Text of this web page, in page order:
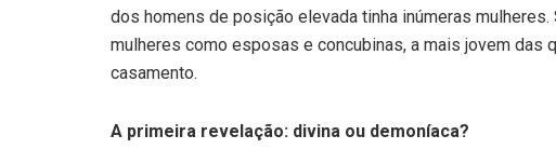
dos homens de posição elevada tinha inúmeras
mulheres como esposas e concubinas, a mais jovem das
casamento.
A primeira revelação: divina ou demoníaca?